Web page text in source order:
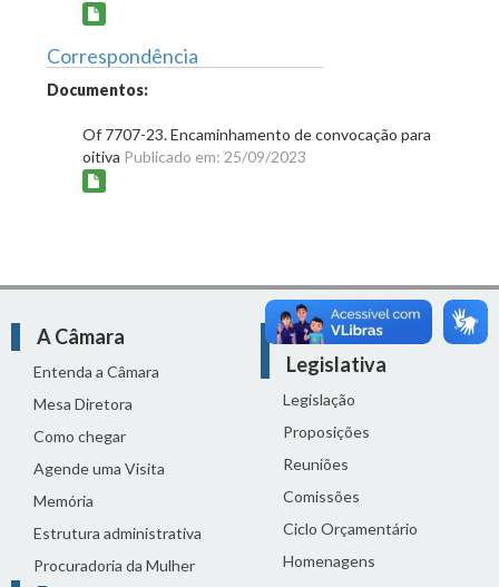
Correspondência
Documentos:
Of 7707-23. Encaminhamento de convocação para
oitiva Publicado em: 25/09/2023
A Câmara
Entenda a Câmara
Mesa Diretora
Como chegar
Agende uma Visita
Memória
Estrutura administrativa
Procuradoria da Mulher
Atividade
Legislativa
Legislação
Proposições
Reuniões
Comissões
Ciclo Orçamentário
Homenagens